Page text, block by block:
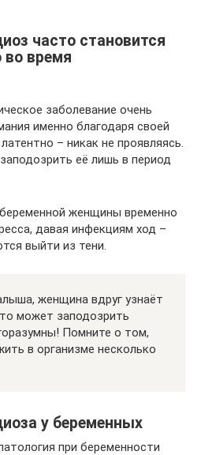
часто становится
во время
заболевание очень
именно благодаря своей
– никак не проявляясь.
её лишь в период
женщины временно
давая инфекциям ход –
выйти из тени.
женщина вдруг узнаёт
может заподозрить
Помните о том,
в организме несколько
у беременных
при беременности